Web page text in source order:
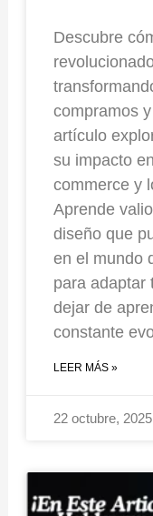
Descubre
compramos
artículo
su impacto
commerce y
Aprende
diseño que
en el mundo
para adaptar
dejar de
constante
LEER MÁS »
22 octubre, 2025